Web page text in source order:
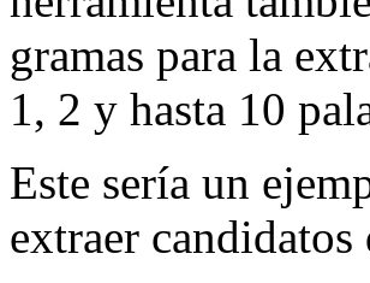
gramas para la
1, 2 y hasta 10
Este sería un
extraer